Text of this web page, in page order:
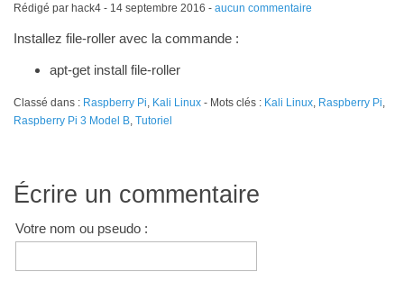
Rédigé par hack4 - 14 septembre 2016 - aucun commentaire
Installez file-roller avec la commande :
apt-get install file-roller
Classé dans : Raspberry Pi, Kali Linux- Mots clés : Kali Linux, Raspberry Pi,
Raspberry Pi 3 Model B, Tutoriel
Écrire un commentaire
Votre nom ou pseudo :